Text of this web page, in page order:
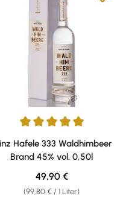
4.69 von 5 SternenBewertung
Hafele 333 Waldhimbeer
Brand 45% vol. 0,50l
(99,80 € / 1 Liter)
Regulärer Preis:
49,90 €